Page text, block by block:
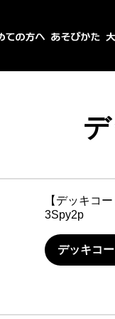
【デッキコー
3Spy2p
デッキコ